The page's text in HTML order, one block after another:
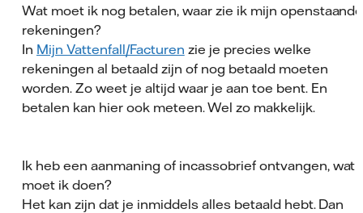
Wat moet ik nog betalen, waar zie ik mijn openstaande
rekeningen?
In Mijn Vattenfall/Facturen zie je precies welke
rekeningen al betaald zijn of nog betaald moeten
worden. Zo weet je altijd waar je aan toe bent. En
betalen kan hier ook meteen. Wel zo makkelijk.
Ik heb een aanmaning of incassobrief ontvangen, wat
moet ik doen?
Het kan zijn dat je inmiddels alles betaald hebt. Dan